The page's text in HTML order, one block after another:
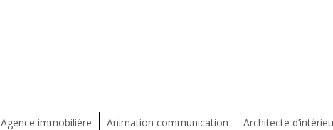
Agence immobilière Animation communication Architecte